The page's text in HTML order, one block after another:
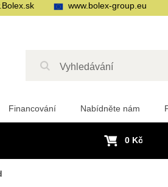
Financování Nabídněte nám
0 Kč
www.bolex-group.eu